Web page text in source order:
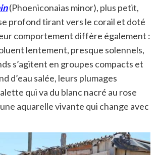
(Phoeniconaias minor), plus petit,
profond tirant vers le corail et doté
comportement diffère également :
lentement, presque solennels,
s’agitent en groupes compacts et
d’eau salée, leurs plumages
qui va du blanc nacré au rose
aquarelle vivante qui change avec